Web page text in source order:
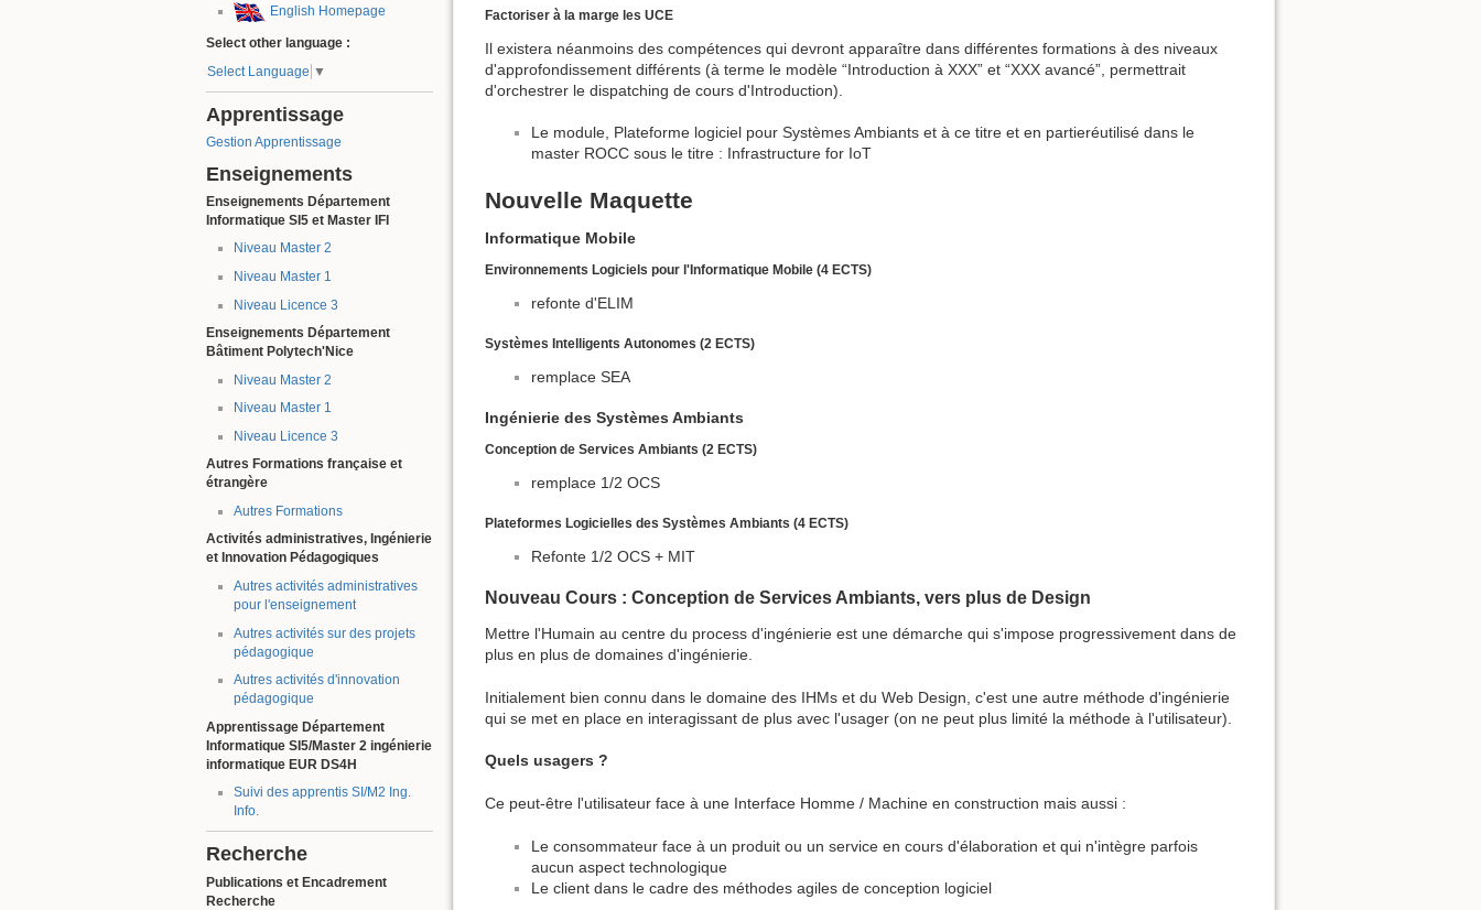
English Homepage
Select other language :
Select Language ▼
Apprentissage
Gestion Apprentissage
Enseignements
Enseignements Département
Informatique SI5 et Master IFI
Niveau Master 2
Niveau Master 1
Niveau Licence 3
Enseignements Département
Bâtiment Polytech'Nice
Niveau Master 2
Niveau Master 1
Niveau Licence 3
Autres Formations française et
étrangère
Autres Formations
Activités administratives, Ingénierie
et Innovation Pédagogiques
Autres activités administratives
pour l'enseignement
Autres activités sur des projets
pédagogique
Autres activités d'innovation
pédagogique
Apprentissage Département
Informatique SI5/Master 2 ingénierie
informatique EUR DS4H
Suivi des apprentis SI/M2 Ing.
Info.
Recherche
Publications et Encadrement
Recherche
Factoriser à la marge les UCE
Il existera néanmoins des compétences qui devront apparaître dans différentes formations à des niveaux
d'approfondissement différents (à terme le modèle “Introduction à XXX” et “XXX avancé”, permettrait
d'orchestrer le dispatching de cours d'Introduction).
Le module, Plateforme logiciel pour Systèmes Ambiants et à ce titre et en partieréutilisé dans le
master ROCC sous le titre : Infrastructure for IoT
Nouvelle Maquette
Informatique Mobile
Environnements Logiciels pour l'Informatique Mobile (4 ECTS)
refonte d'ELIM
Systèmes Intelligents Autonomes (2 ECTS)
remplace SEA
Ingénierie des Systèmes Ambiants
Conception de Services Ambiants (2 ECTS)
remplace 1/2 OCS
Plateformes Logicielles des Systèmes Ambiants (4 ECTS)
Refonte 1/2 OCS + MIT
Nouveau Cours : Conception de Services Ambiants, vers plus de Design
Mettre l'Humain au centre du process d'ingénierie est une démarche qui s'impose progressivement dans de
plus en plus de domaines d'ingénierie.
Initialement bien connu dans le domaine des IHMs et du Web Design, c'est une autre méthode d'ingénierie
qui se met en place en interagissant de plus avec l'usager (on ne peut plus limité la méthode à l'utilisateur).
Quels usagers ?
Ce peut-être l'utilisateur face à une Interface Homme / Machine en construction mais aussi :
Le consommateur face à un produit ou un service en cours d'élaboration et qui n'intègre parfois
aucun aspect technologique
Le client dans le cadre des méthodes agiles de conception logiciel